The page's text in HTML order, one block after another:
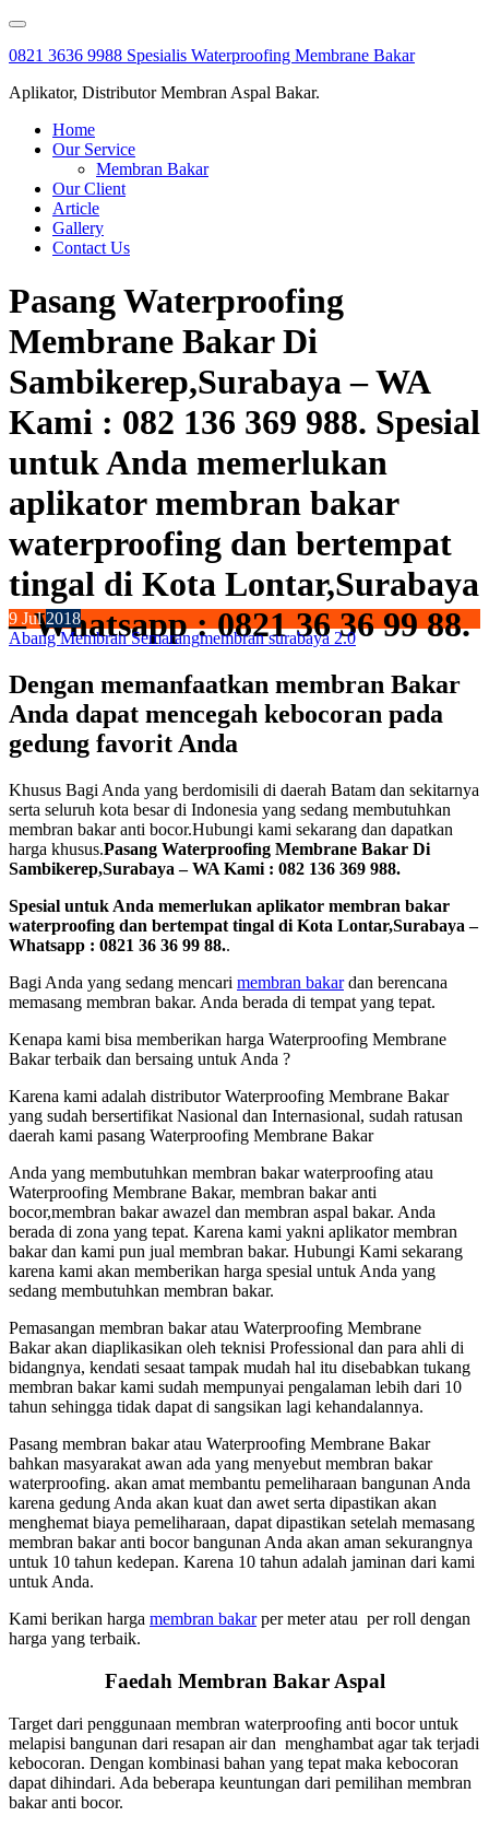
Skip
content
0821 3636 9988 Spesialis Waterproofing Membrane Bakar
Aplikator, Distributor Membran Aspal Bakar.
Home
Our Service
Membran Bakar
Our Client
Article
Gallery
Contact Us
Pasang Waterproofing
Membrane Bakar Di
Sambikerep,Surabaya – WA
Kami : 082 136 369 988. Spesial
untuk Anda memerlukan
aplikator membran bakar
waterproofing dan bertempat
tingal di Kota Lontar,Surabaya
– Whatsapp : 0821 36 36 99 88.
9 Jul2018
Abang Membran Semarangmembran surabaya 2.0
Dengan memanfaatkan membran Bakar
Anda dapat mencegah kebocoran pada
gedung favorit Anda
Khusus Bagi Anda yang berdomisili di daerah Batam dan sekitarnya
serta seluruh kota besar di Indonesia yang sedang membutuhkan
membran bakar anti bocor.Hubungi kami sekarang dan dapatkan
harga khusus.Pasang Waterproofing Membrane Bakar Di
Sambikerep,Surabaya – WA Kami : 082 136 369 988.
Spesial untuk Anda memerlukan aplikator membran bakar
waterproofing dan bertempat tingal di Kota Lontar,Surabaya –
Whatsapp : 0821 36 36 99 88..
Bagi Anda yang sedang mencari membran bakardan berencana
memasang membran bakar. Anda berada di tempat yang tepat.
Kenapa kami bisa memberikan harga Waterproofing Membrane
Bakar terbaik dan bersaing untuk Anda ?
Karena kami adalah distributor Waterproofing Membrane Bakar
yang sudah bersertifikat Nasional dan Internasional, sudah ratusan
daerah kami pasang Waterproofing Membrane Bakar
Anda yang membutuhkan membran bakar waterproofing atau
Waterproofing Membrane Bakar, membran bakar anti
bocor,membran bakar awazel dan membran aspal bakar. Anda
berada di zona yang tepat. Karena kami yakni aplikator membran
bakar dan kami pun jual membran bakar. Hubungi Kami sekarang
karena kami akan memberikan harga spesial untuk Anda yang
sedang membutuhkan membran bakar.
Pemasangan membran bakar atau Waterproofing Membrane
Bakar akan diaplikasikan oleh teknisi Professional dan para ahli di
bidangnya, kendati sesaat tampak mudah hal itu disebabkan tukang
membran bakar kami sudah mempunyai pengalaman lebih dari 10
tahun sehingga tidak dapat di sangsikan lagi kehandalannya.
Pasang membran bakar atau Waterproofing Membrane Bakar
bahkan masyarakat awan ada yang menyebut membran bakar
waterproofing. akan amat membantu pemeliharaan bangunan Anda
karena gedung Anda akan kuat dan awet serta dipastikan akan
menghemat biaya pemeliharaan, dapat dipastikan setelah memasang
membran bakar anti bocor bangunan Anda akan aman sekurangnya
untuk 10 tahun kedepan. Karena 10 tahun adalah jaminan dari kami
untuk Anda.
Kami berikan harga membran bakarper meter atau per roll dengan
harga yang terbaik.
Faedah Membran Bakar Aspal
Target dari penggunaan membran waterproofing anti bocor untuk
melapisi bangunan dari resapan air dan menghambat agar tak terjadi
kebocoran. Dengan kombinasi bahan yang tepat maka kebocoran
dapat dihindari. Ada beberapa keuntungan dari pemilihan membran
bakar anti bocor.